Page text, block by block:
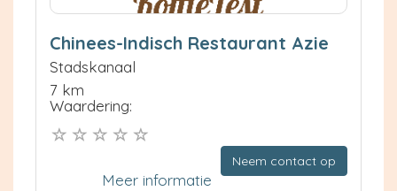
Chinees-Indisch Restaurant Azie
Stadskanaal
7 km
Waardering:
Neem contact op
Meer informatie